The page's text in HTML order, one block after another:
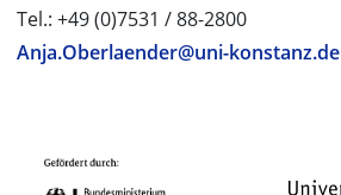
Tel.: +49 (0)7531 / 88-2800
Anja.Oberlaender@uni-konstanz.de